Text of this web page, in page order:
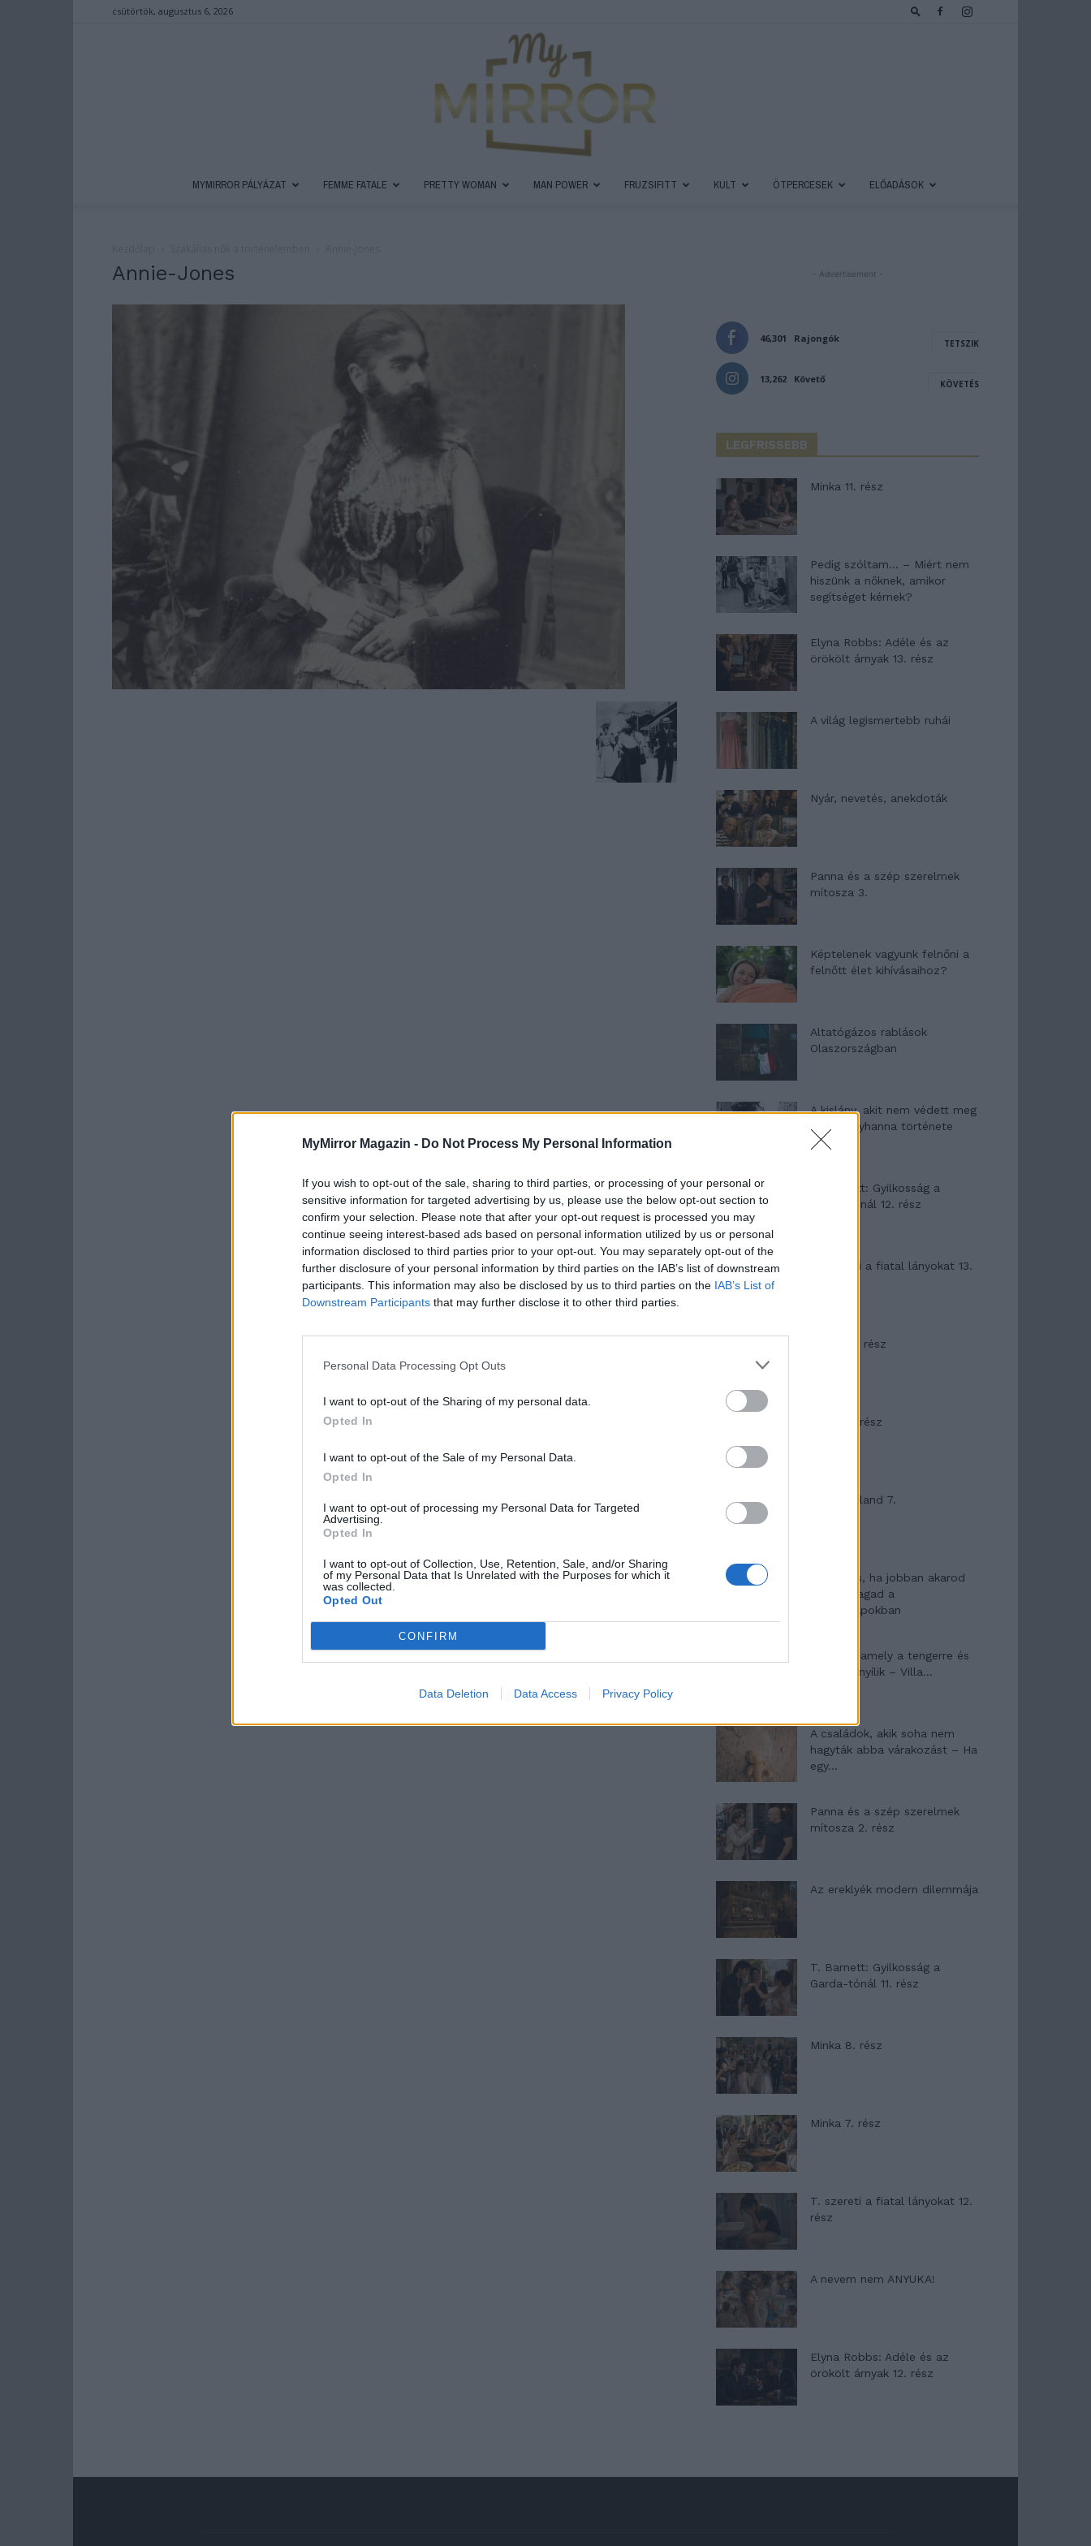
MyMirror Magazin - Do Not Process My Personal Information
If you wish to opt-out of the sale, sharing to third parties, or processing of your personal or
sensitive information for targeted advertising by us, please use the below opt-out section to
confirm your selection. Please note that after your opt-out request is processed you may
continue seeing interest-based ads based on personal information utilized by us or personal
information disclosed to third parties prior to your opt-out. You may separately opt-out of the
further disclosure of your personal information by third parties on the IAB’s list of downstream
participants. This information may also be disclosed by us to third parties on the IAB’s List of
Downstream Participants that may further disclose it to other third parties.
Personal Data Processing Opt Outs
I want to opt-out of the Sharing of my personal data.
Opted In
I want to opt-out of the Sale of my Personal Data.
Opted In
I want to opt-out of processing my Personal Data for Targeted
Advertising.
Opted In
I want to opt-out of Collection, Use, Retention, Sale, and/or Sharing
of my Personal Data that Is Unrelated with the Purposes for which it
was collected.
Opted Out
CONFIRM
Data Deletion Data Access Privacy Policy
csütörtök, augusztus 6, 2026
MYMIRROR PÁLYÁZAT FEMME FATALE PRETTY WOMAN MAN POWER FRUZSIFITT KULT ÖTPERCESEK ELŐADÁSOK
Annie-Jones - Advertisement -
46,301 Rajongók TETSZIK
13,262 Követő KÖVETÉS
LEGFRISSEBB
Minka 11. rész
Pedig szóltam… – Miért nem
hiszünk a nőknek, amikor
segítséget kérnek?
Elyna Robbs: Adéle és az
örökölt árnyak 13. rész
A világ legismertebb ruhái
Nyár, nevetés, anekdoták
Panna és a szép szerelmek
mítosza 3.
Képtelenek vagyunk felnőni a
felnőtt élet kihívásaihoz?
Altatógázos rablások
Olaszországban
A kislány, akit nem védett meg
senki – Lyhanna története
T. Barnett: Gyilkosság a
Garda-tónál 12. rész
T. szereti a fiatal lányokat 13.
Minka 10. rész
Minka 9. rész
Máltai kaland 7.
10 tanács, ha jobban akarod
érezni magad a
hétköznapokban
Egy ház, amely a tengerre és
a fényre nyílik – Villa...
A családok, akik soha nem
hagyták abba várakozást – Ha
egy...
Panna és a szép szerelmek
mítosza 2. rész
Az ereklyék modern dilemmája
T. Barnett: Gyilkosság a
Garda-tónál 11. rész
Minka 8. rész
Minka 7. rész
T. szereti a fiatal lányokat 12.
rész
A nevem nem ANYUKA!
Elyna Robbs: Adéle és az
örökölt árnyak 12. rész